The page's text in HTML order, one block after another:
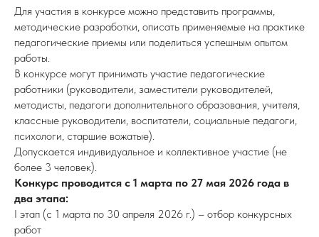
Для участия в конкурсе можно представить программы,
методические разработки, описать применяемые на практике
педагогические приемы или поделиться успешным опытом
работы.
В конкурсе могут принимать участие педагогические
работники (руководители, заместители руководителей,
методисты, педагоги дополнительного образования, учителя,
классные руководители, воспитатели, социальные педагоги,
психологи, старшие вожатые).
Допускается индивидуальное и коллективное участие (не
более 3 человек).
Конкурс проводится с 1 марта по 27 мая 2026 года в
два этапа:
I этап (с 1 марта по 30 апреля 2026 г.) – отбор конкурсных
работ